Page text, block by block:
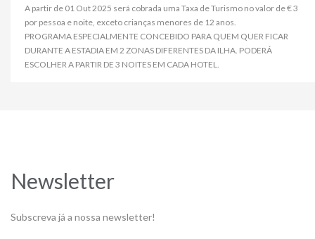
A partir de 01 Out 2025 será cobrada uma Taxa de Turismo no valor de € 3
por pessoa e noite, exceto crianças menores de 12 anos.
PROGRAMA ESPECIALMENTE CONCEBIDO PARA QUEM QUER FICAR
DURANTE A ESTADIA EM 2 ZONAS DIFERENTES DA ILHA. PODERÁ
ESCOLHER A PARTIR DE 3 NOITES EM CADA HOTEL.
Newsletter
Subscreva já a nossa newsletter!